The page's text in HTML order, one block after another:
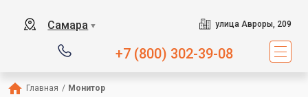
Самара ▼ улица Авроры, 209
+7 (800) 302-39-08
Главная / Монитор